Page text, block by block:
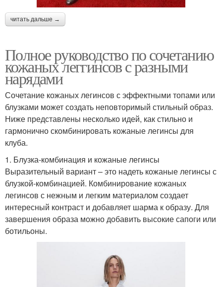
читать дальше →
Полное руководство по сочетанию
кожаных леггинсов с разными
нарядами
Сочетание кожаных легинсов с эффектными топами или
блузками может создать неповторимый стильный образ.
Ниже представлены несколько идей, как стильно и
гармонично скомбинировать кожаные легинсы для
клуба.
1. Блузка-комбинация и кожаные легинсы
Выразительный вариант – это надеть кожаные легинсы с
блузкой-комбинацией. Комбинирование кожаных
легинсов с нежным и легким материалом создает
интересный контраст и добавляет шарма к образу. Для
завершения образа можно добавить высокие сапоги или
ботильоны.